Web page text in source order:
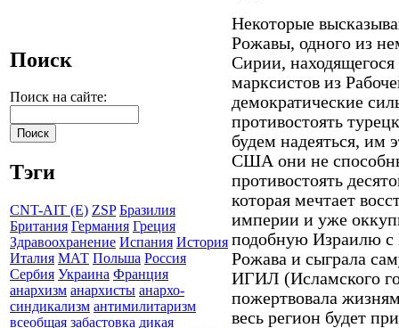
Поиск
Поиск на сайте:
Тэги
CNT-AIT (E) ZSP Бразилия
Британия Германия Греция
Здравоохранение Испания История
Италия МАТ Польша Россия
Сербия Украина Франция
анархизм анархисты анархо-
синдикализм антимилитаризм
всеобщая забастовка дикая
Некоторые
Рожавы, одного из
Сирии,
марксистов из
демократические
противостоять
будем надеяться, им
США они не
противостоять
которая мечтает
империи и уже
подобную Израилю с
Рожава и сыграла
ИГИЛ (Исламского
пожертвовала
весь регион будет